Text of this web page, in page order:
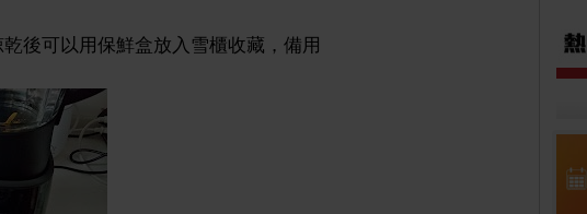
後可以用保鮮盒放入雪櫃收藏，備用